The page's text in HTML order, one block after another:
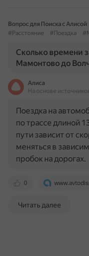
Вопрос для Поиска с Алисой
#Расстояние
#Поездка
Сколько времени
Мамонтово до
Алиса
На основе
0
Поездка на
по трассе длиной
пути зависит от
меняться в
пробок на дорогах.
Читать далее